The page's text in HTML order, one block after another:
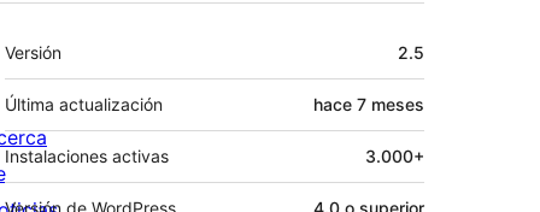
Meta
Versión 2.5
Última actualización hace 7 meses
Instalaciones activas 3.000+